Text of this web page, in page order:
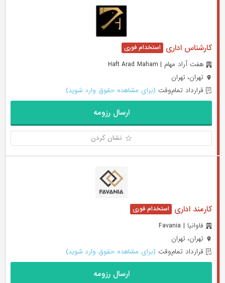
کارشناس اداری
هفت آراد مهام | Haft Arad Maham
تهران، تهران
قرارداد تمام‌وقت (برای مشاهده حقوق وارد شوید)
ارسال رزومه
نشان کردن
کارمند اداری
فاوانیا | Favania
تهران، تهران
قرارداد تمام‌وقت (برای مشاهده حقوق وارد شوید)
ارسال رزومه